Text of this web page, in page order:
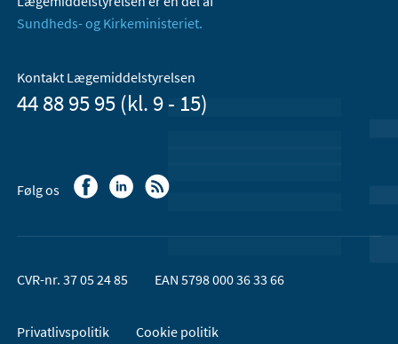
Sundheds- og Kirkeministeriet.
Kontakt Lægemiddelstyrelsen
44 88 95 95 (kl. 9 - 15)
Følg os
CVR-nr. 37 05 24 85 EAN 5798 000 36 33 66
Privatlivspolitik
Cookie politik